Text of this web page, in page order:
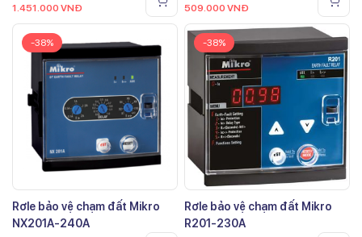
1.451.000 VNĐ
509.000 VNĐ
-38%
Rơle bảo vệ chạm đất Mikro
NX201A-240A
-38%
Rơle bảo vệ chạm đất Mikro
R201-230A